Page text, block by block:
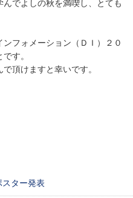
んでよしの秋を満喫し、とても
フォメーション（ＤＩ）２０
す。
頂けますと幸いです。
ター発表